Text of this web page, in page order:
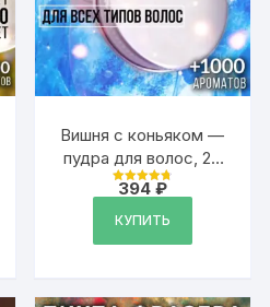
Вишня с коньяком —
пудра для волос, 20
гр
Оценка
394 ₽
КУПИТЬ